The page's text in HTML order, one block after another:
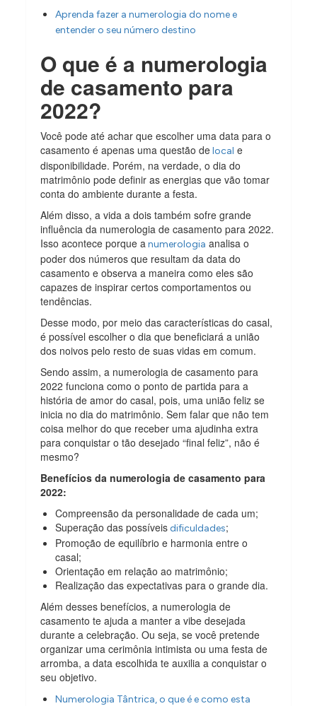
Aprenda fazer a numerologia do nome e
entender o seu número destino
O que é a numerologia
de casamento para
2022?
Você pode até achar que escolher uma data para o
casamento é apenas uma questão delocal e
disponibilidade. Porém, na verdade, o dia do
matrimônio pode definir as energias que vão tomar
conta do ambiente durante a festa.
Além disso, a vida a dois também sofre grande
influência da numerologia de casamento para 2022.
Isso acontece porque a numerologia analisa o
poder dos números que resultam da data do
casamento e observa a maneira como eles são
capazes de inspirar certos comportamentos ou
tendências.
Desse modo, por meio das características do casal,
é possível escolher o dia que beneficiará a união
dos noivos pelo resto de suas vidas em comum.
Sendo assim, a numerologia de casamento para
2022 funciona como o ponto de partida para a
história de amor do casal, pois, uma união feliz se
inicia no dia do matrimônio. Sem falar que não tem
coisa melhor do que receber uma ajudinha extra
para conquistar o tão desejado “final feliz”, não é
mesmo?
Benefícios da numerologia de casamento para
2022:
Compreensão da personalidade de cada um;
Superação das possíveisdificuldades;
Promoção de equilíbrio e harmonia entre o
casal;
Orientação em relação ao matrimônio;
Realização das expectativas para o grande dia.
Além desses benefícios, a numerologia de
casamento te ajuda a manter a vibe desejada
durante a celebração. Ou seja, se você pretende
organizar uma cerimônia intimista ou uma festa de
arromba, a data escolhida te auxilia a conquistar o
seu objetivo.
Numerologia Tântrica, o que é e como esta